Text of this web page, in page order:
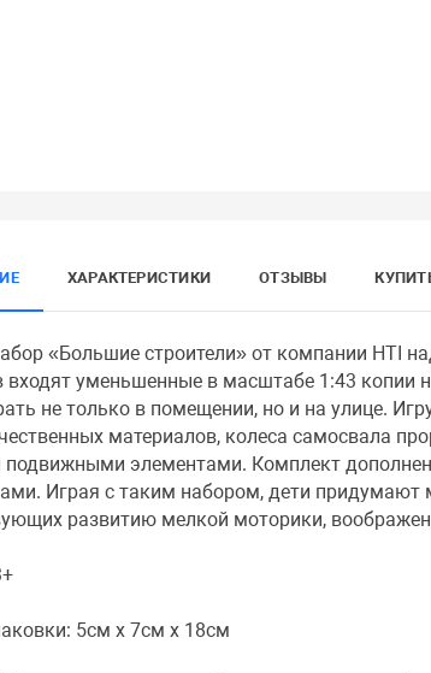
ХАРАКТЕРИСТИКИ ОТЗЫВЫ
«Большие строители» от компании HTI
входят уменьшенные в масштабе 1:43
не только в помещении, но и на улице.
материалов, колеса самосвала
элементами. Комплект
Играя с таким набором, дети
развитию мелкой моторики,
5см x 7см x 18см